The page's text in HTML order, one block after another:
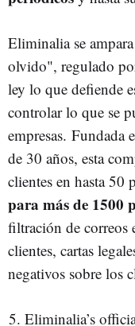
Eliminalia se
olvido", regulado
ley lo que defiende
controlar lo que se
empresas. Fundada
de 30 años, esta
clientes en hasta 50
para más de 1500
filtración de correos
clientes, cartas
negativos sobre los
5. Eliminalia’s